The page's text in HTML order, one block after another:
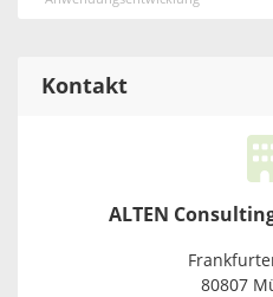
Kontakt
ALTEN
80807